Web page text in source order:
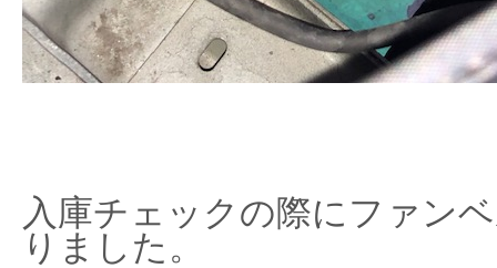
入庫チェックの際にファン
りました。